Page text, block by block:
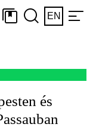
EN
és